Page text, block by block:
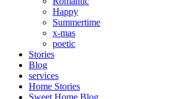
Happy
Summertime
x-mas
poetic
Stories
Blog
services
Home Stories
Sweet Home Blog